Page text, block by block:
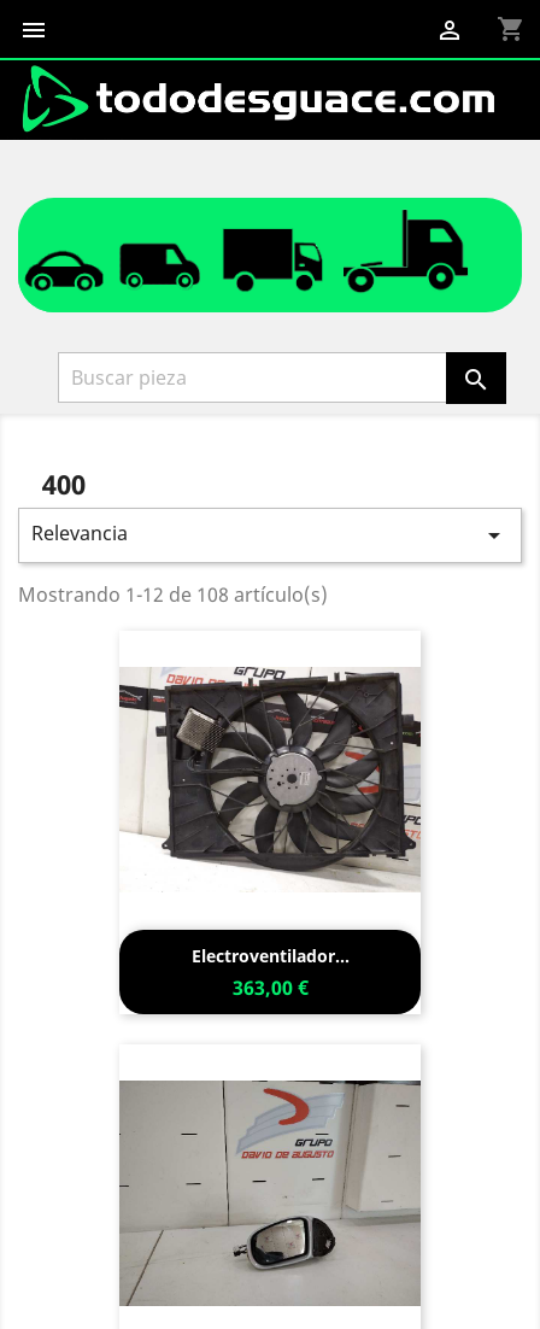
 shopping_cart


400
Relevancia 
Mostrando 1-12 de 108 artículo(s)
Electroventilador...
363,00 €